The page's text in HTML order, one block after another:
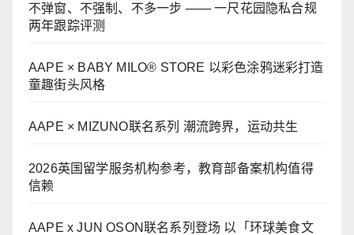
不弹窗、不强制、不多一步 —— 一尺花园隐私合规
两年跟踪评测
AAPE × BABY MILO® STORE 以彩色涂鸦迷彩打造
童趣街头风格
AAPE × MIZUNO联名系列 潮流跨界，运动共生
2026英国留学服务机构参考，教育部备案机构值得
信赖
AAPE x JUN OSON联名系列登场 以「环球美食文